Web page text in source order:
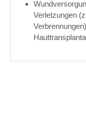
Verletzungen